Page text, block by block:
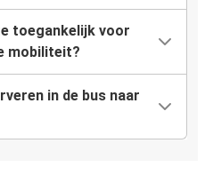
toegankelijk voor
mobiliteit?
in de bus naar